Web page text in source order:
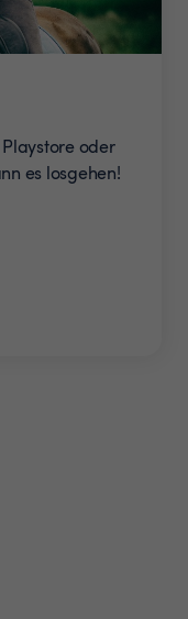
oder
es losgehen!